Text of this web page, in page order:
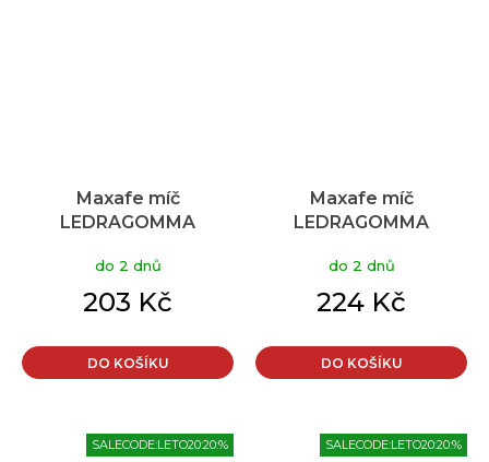
Maxafe míč
LEDRAGOMMA
cm, modrá, krabička
do 2 dnů
203 Kč
DO KOŠÍKU
Maxafe míč
LEDRAGOMMA
cm, fialová, krabička
do 2 dnů
224 Kč
DO KOŠÍKU
SALECODE:LETO20:20:% SALECODE:LETO20:20:%